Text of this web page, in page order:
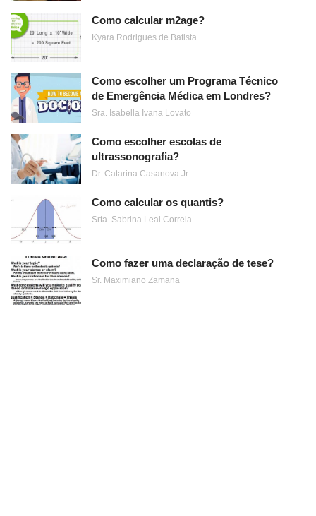
Como calcular m2age?
Kyara Rodrigues de Batista
Como escolher um Programa Técnico
de Emergência Médica em Londres?
Sra. Isabella Ivana Lovato
Como escolher escolas de
ultrassonografia?
Dr. Catarina Casanova Jr.
Como calcular os quantis?
Srta. Sabrina Leal Correia
Como fazer uma declaração de tese?
Sr. Maximiano Zamana